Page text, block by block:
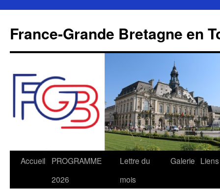
contenu
France-Grande Bretagne en
Accueil
PROGRAMME
2026
Lettre du
mois
Galerie Liens